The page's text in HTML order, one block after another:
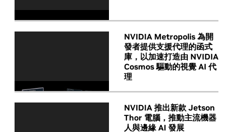
NVIDIA Metropolis 為開
發者提供支援代理的函式
庫，以加速打造由 NVIDIA
Cosmos 驅動的視覺 AI 代
理
NVIDIA 推出新款 Jetson
Thor 電腦，推動主流機器
人與邊緣 AI 發展